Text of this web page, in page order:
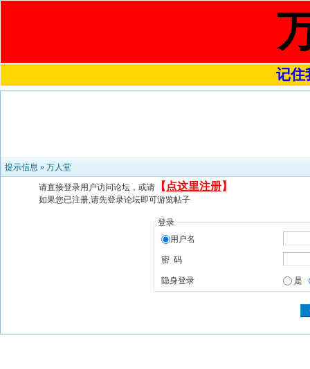
记住
提示信息 » 万人堂
请直接登录用户访问论坛，或请 【 点这里注册】
如果您已注册,请先登录论坛即可游览帖子
登录
用户名
密 码
隐身登录 是